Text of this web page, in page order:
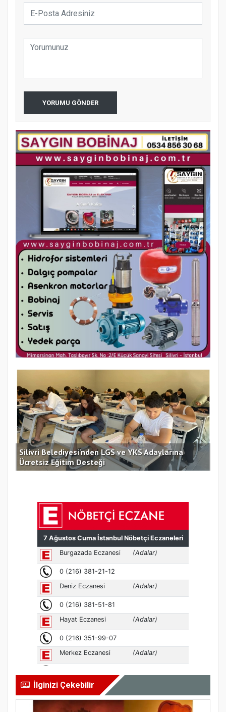
YORUMU GÖNDER
Silivri Belediyesi'nden LGS ve YKS Adaylarına
Ücretsiz Eğitim Desteği
İlginizi Çekebilir